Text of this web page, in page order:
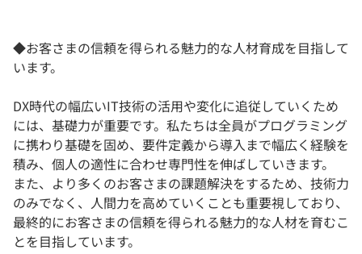
◆お客さまの信頼を得られる魅力的な人材育成を目指して
います。
DX時代の幅広いIT技術の活用や変化に追従していくため
には、基礎力が重要です。私たちは全員がプログラミング
に携わり基礎を固め、要件定義から導入まで幅広く経験を
積み、個人の適性に合わせ専門性を伸ばしていきます。
また、より多くのお客さまの課題解決をするため、技術力
のみでなく、人間力を高めていくことも重要視しており、
最終的にお客さまの信頼を得られる魅力的な人材を育むこ
とを目指しています。